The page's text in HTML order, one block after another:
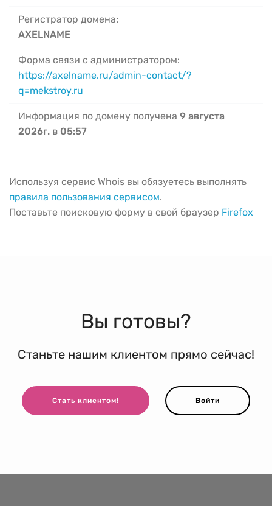
Регистратор домена:
AXELNAME
Форма связи с администратором:
https://axelname.ru/admin-contact/?
q=mekstroy.ru
Информация по домену получена 9 августа
2026г. в 05:57
Используя сервис Whois вы обязуетесь выполнять
правила пользования сервисом.
Поставьте поисковую форму в свой браузер Firefox
Вы готовы?
Станьте нашим клиентом прямо сейчас!
Стать клиентом! Войти